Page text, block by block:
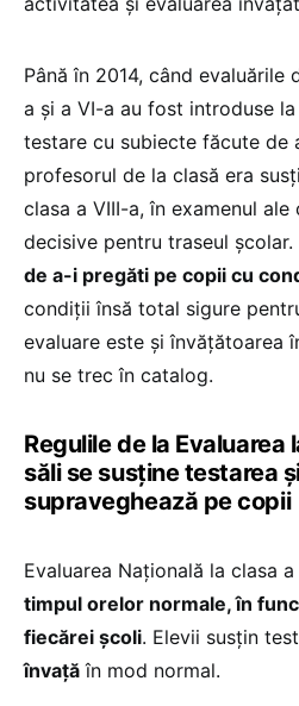
Până în 2014, când evaluările
a și a VI-a au fost introduse
testare cu subiecte făcute de
profesorul de la clasă era
clasa a VIII-a, în examenul
decisive pentru traseul școlar.
de a-i pregăti pe copii cu
condiții însă total sigure
evaluare este și învățătoarea
nu se trec în catalog.
Regulile de la Evaluarea
săli se susține testarea
supraveghează pe copii
Evaluarea Națională la clasa
timpul orelor normale, în
fiecărei școli. Elevii susțin
învață în mod normal.